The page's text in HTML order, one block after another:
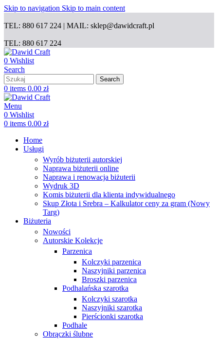
Skip to navigation Skip to main content
TEL: 880 617 224 | MAIL: sklep@dawidcraft.pl
TEL: 880 617 224
0 Wishlist
Search
Search
0 items 0.00 zł
Menu
0 Wishlist
0 items 0.00 zł
Home
Usługi
Wyrób biżuterii autorskiej
Naprawa biżuterii online
Naprawa i renowacja biżuterii
Wydruk 3D
Komis biżuterii dla klienta indywidualnego
Skup Złota i Srebra – Kalkulator ceny za gram (Nowy
Targ)
Biżuteria
Nowości
Autorskie Kolekcje
Parzenica
Kolczyki parzenica
Naszyjniki parzenica
Broszki parzenica
Podhalańska szarotka
Kolczyki szarotka
Naszyjniki szarotka
Pierścionki szarotka
Podhale
Obrączki ślubne